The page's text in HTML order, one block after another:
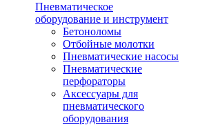
Пневматическое
оборудование и инструмент
Бетоноломы
Отбойные молотки
Пневматические насосы
Пневматические
перфораторы
Аксессуары для
пневматического
оборудования